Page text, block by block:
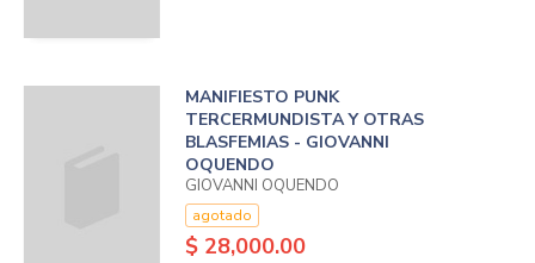
MANIFIESTO PUNK
TERCERMUNDISTA Y OTRAS
BLASFEMIAS - GIOVANNI
OQUENDO
GIOVANNI OQUENDO
agotado
$ 28,000.00